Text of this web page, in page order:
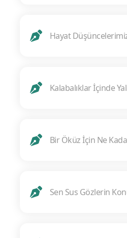
Hayat
Kalabalıklar İçinde
Bir Öküz İçin Ne
Sen Sus Gözlerin